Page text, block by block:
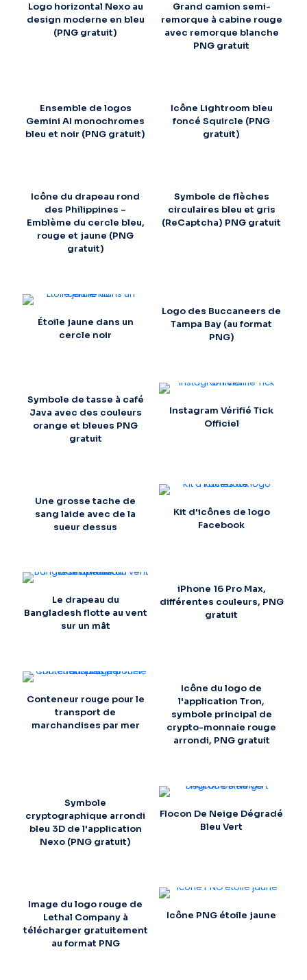
Logo horizontal Nexo au
design moderne en bleu
(PNG gratuit)
Grand camion semi-
remorque à cabine rouge
avec remorque blanche
PNG gratuit
Ensemble de logos
Gemini AI monochromes
bleu et noir (PNG gratuit)
Icône Lightroom bleu
foncé Squircle (PNG
gratuit)
Icône du drapeau rond
des Philippines –
Emblème du cercle bleu,
rouge et jaune (PNG
gratuit)
Symbole de flèches
circulaires bleu et gris
(ReCaptcha) PNG gratuit
Étoile jaune dans un
cercle noir
Logo des Buccaneers de
Tampa Bay (au format
PNG)
Symbole de tasse à café
Java avec des couleurs
orange et bleues PNG
gratuit
Instagram Vérifié Tick
Officiel
Une grosse tache de
sang laide avec de la
sueur dessus
Kit d'icônes de logo
Facebook
Le drapeau du
Bangladesh flotte au vent
sur un mât
iPhone 16 Pro Max,
différentes couleurs, PNG
gratuit
Conteneur rouge pour le
transport de
marchandises par mer
Icône du logo de
l'application Tron,
symbole principal de
crypto-monnaie rouge
arrondi, PNG gratuit
Symbole
cryptographique arrondi
bleu 3D de l'application
Nexo (PNG gratuit)
Flocon De Neige Dégradé
Bleu Vert
Image du logo rouge de
Lethal Company à
télécharger gratuitement
au format PNG
Icône PNG étoile jaune